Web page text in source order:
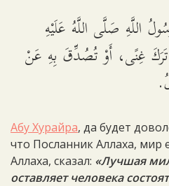
اللَّهِ صَلَّى اللَّهُ عَلَيْهِ
غِنًى، أَوْ تُصُدِّقَ بِهِ عَنْ
Абу Хурайра, да будет
что Посланник Аллаха, мир
Аллаха, сказал: «Лучшая
оставляет человека